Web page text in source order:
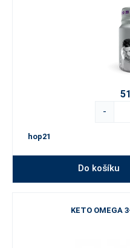
-
hop21
Do košíku
KETO OMEGA